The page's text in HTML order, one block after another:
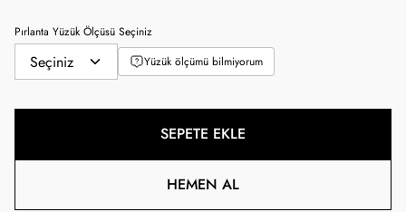
Pırlanta Yüzük Ölçüsü Seçiniz
Yüzük ölçümü bilmiyorum
SEPETE EKLE
HEMEN AL